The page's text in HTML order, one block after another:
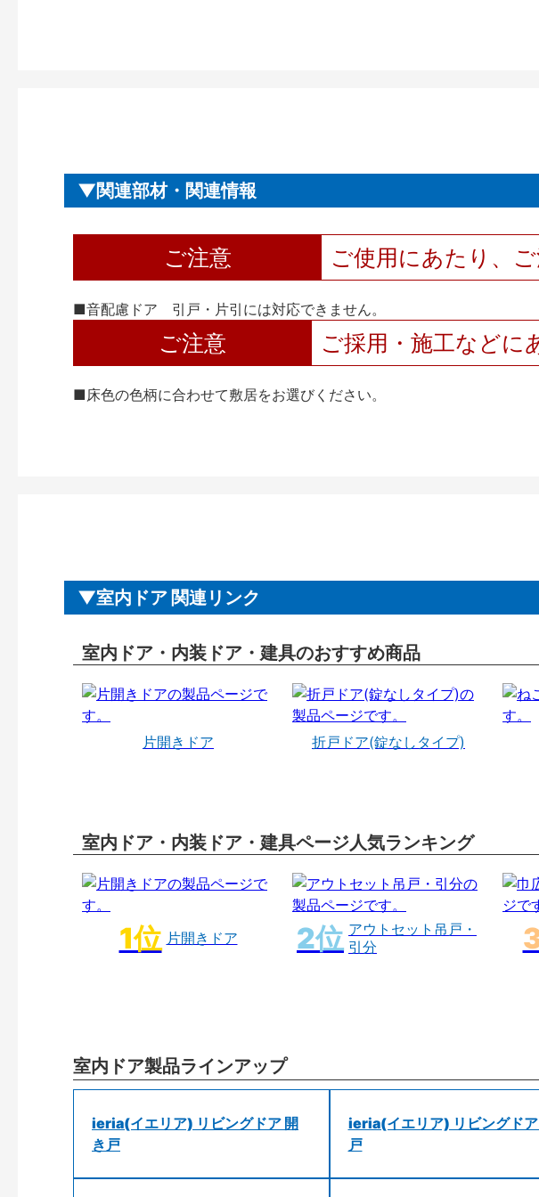
関連部材・関連情報
ご注意 ご使用にあたり、
■音配慮ドア 引戸・片引には対応できません。
ご注意 ご採用・施工などに
■床色の色柄に合わせて敷居をお選びください。
室内ドア 関連リンク
室内ドア・内装ドア・建具のおすすめ商品
片開きドア 折戸ドア(錠なしタイプ)
室内ドア・内装ドア・建具ページ人気ランキング
片開きドア
アウトセット吊戸・
引分
室内ドア製品ラインアップ
ieria(イエリア) リビングドア 開
き戸
ieria(イエリア) リビングドア
戸